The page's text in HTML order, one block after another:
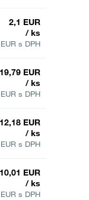
2,1 EUR
/ ks
s DPH
19,79 EUR
/ ks
s DPH
12,18 EUR
/ ks
s DPH
10,01 EUR
/ ks
s DPH